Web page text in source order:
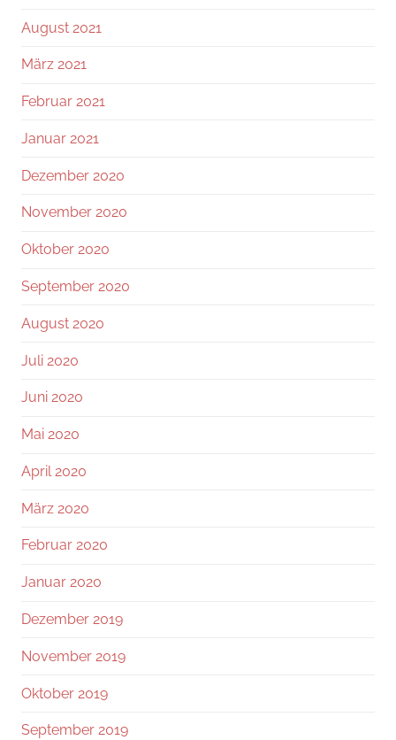
August 2021
März 2021
Februar 2021
Januar 2021
Dezember 2020
November 2020
Oktober 2020
September 2020
August 2020
Juli 2020
Juni 2020
Mai 2020
April 2020
März 2020
Februar 2020
Januar 2020
Dezember 2019
November 2019
Oktober 2019
September 2019